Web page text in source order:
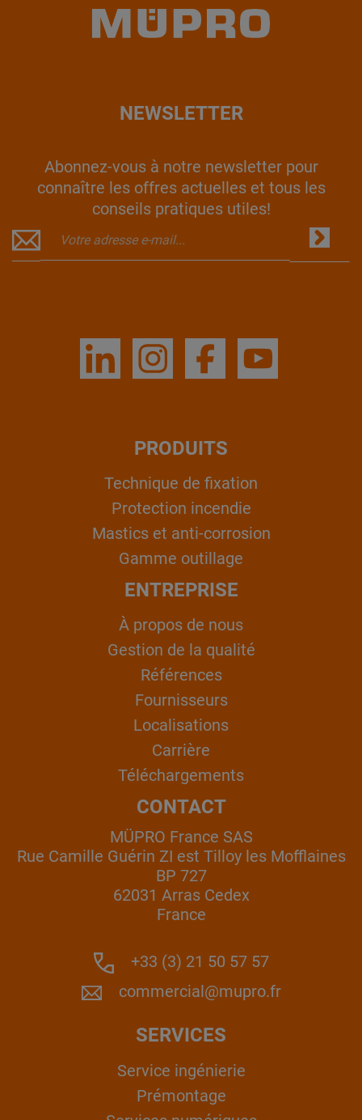
NEWSLETTER
Abonnez-vous à notre newsletter pour
connaître les offres actuelles et tous les
conseils pratiques utiles!
PRODUITS
Technique de fixation
Protection incendie
Mastics et anti-corrosion
Gamme outillage
ENTREPRISE
À propos de nous
Gestion de la qualité
Références
Fournisseurs
Localisations
Carrière
Téléchargements
CONTACT
MÜPRO France SAS
Rue Camille Guérin ZI est Tilloy les Mofflaines
BP 727
62031 Arras Cedex
France
+33 (3) 21 50 57 57
commercial@mupro.fr
SERVICES
Service ingénierie
Prémontage